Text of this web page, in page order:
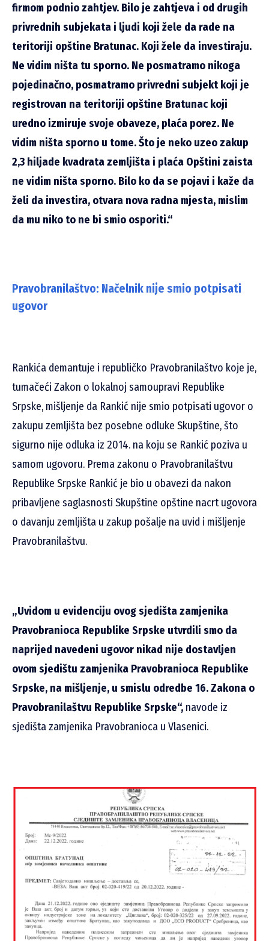
firmom podnio zahtjev. Bilo je zahtjeva i od drugih
privrednih subjekata i ljudi koji žele da rade na
teritoriji opštine Bratunac. Koji žele da investiraju.
Ne vidim ništa tu sporno. Ne posmatramo nikoga
pojedinačno, posmatramo privredni subjekt koji je
registrovan na teritoriji opštine Bratunac koji
uredno izmiruje svoje obaveze, plaća porez. Ne
vidim ništa sporno u tome. Što je neko uzeo zakup
2,3 hiljade kvadrata zemljišta i plaća Opštini zaista
ne vidim ništa sporno. Bilo ko da se pojavi i kaže da
želi da investira, otvara nova radna mjesta, mislim
da mu niko to ne bi smio osporiti.“
Pravobranilaštvo: Načelnik nije smio potpisati
ugovor
Rankića demantuje i republičko Pravobranilaštvo koje je,
tumačeći Zakon o lokalnoj samoupravi Republike
Srpske, mišljenje da Rankić nije smio potpisati ugovor o
zakupu zemljišta bez posebne odluke Skupštine, što
sigurno nije odluka iz 2014. na koju se Rankić poziva u
samom ugovoru. Prema zakonu o Pravobranilaštvu
Republike Srpske Rankić je bio u obavezi da nakon
pribavljene saglasnosti Skupštine opštine nacrt ugovora
o davanju zemljišta u zakup pošalje na uvid i mišljenje
Pravobranilaštvu.
„Uvidom u evidenciju ovog sjedišta zamjenika
Pravobranioca Republike Srpske utvrdili smo da
naprijed navedeni ugovor nikad nije dostavljen
ovom sjedištu zamjenika Pravobranioca Republike
Srpske, na mišljenje, u smislu odredbe 16. Zakona o
Pravobranilaštvu Republike Srpske“, navode iz
sjedišta zamjenika Pravobranioca u Vlasenici.